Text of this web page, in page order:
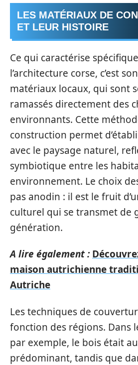
LES MATÉRIAUX DE
ET LEUR HISTOIRE
Ce qui caractérise
l’architecture corse, c’est
matériaux locaux, qui sont
ramassés directement des
environnants. Cette
construction permet
avec le paysage naturel,
symbiotique entre les
environnement. Le choix
pas anodin : il est le fruit
culturel qui se transmet de
génération.
A lire également :
maison autrichienne
Autriche
Les techniques de
fonction des régions. Dans
par exemple, le bois était
prédominant, tandis que